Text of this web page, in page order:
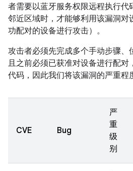
者需要以蓝牙服务权限远程执行代
邻近区域时，才能够利用该漏洞对
功配对的设备进行攻击）。
攻击者必须先完成多个手动步骤、
且之前必须已获准对设备进行配对
代码，因此我们将该漏洞的严重程
CVE Bug
严
重
级
别